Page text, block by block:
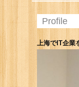
Profile
上海でIT企業